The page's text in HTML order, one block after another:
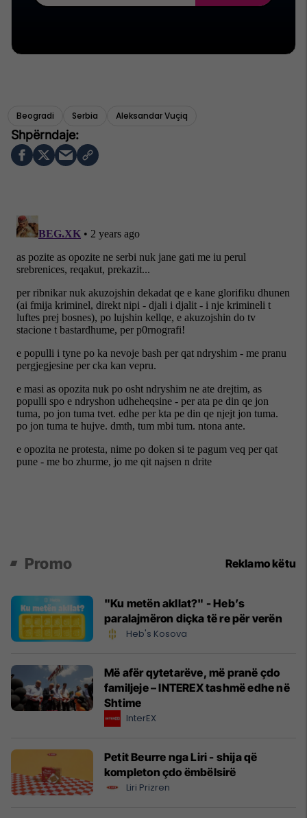
Beogradi Serbia Aleksandar Vuçiq
Promo Reklamo këtu
"Ku metën akllat?" - Heb’s
paralajmëron diçka të re për verën
Heb's Kosova
Më afër qytetarëve, më pranë çdo
familjeje – INTEREX tashmë edhe në
Shtime
InterEX
Petit Beurre nga Liri - shija që
kompleton çdo ëmbëlsirë
Liri Prizren